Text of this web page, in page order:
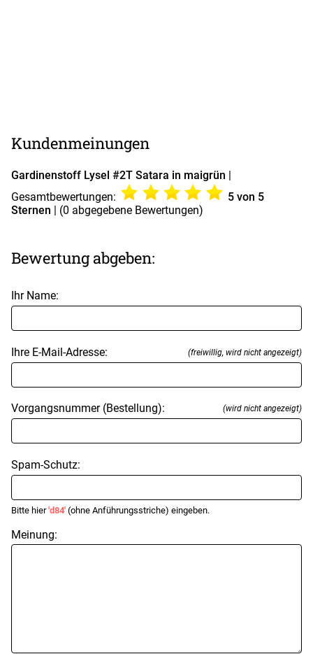
Kundenmeinungen
Gardinenstoff Lysel #2T Satara in maigrün |
Gesamtbewertungen:
5von 5
Sternen
| (0 abgegebene Bewertungen)
Bewertung abgeben:
Ihr Name:
Ihre E-Mail-Adresse: (freiwillig, wird nicht angezeigt)
Vorgangsnummer (Bestellung): (wird nicht angezeigt)
Spam-Schutz:
Bitte hier'd84' (ohne Anführungsstriche) eingeben.
Meinung: